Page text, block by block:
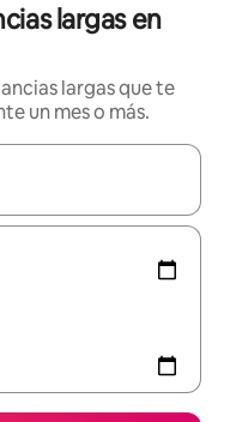
largas en
largas que te
un mes o más.
podrás navegar